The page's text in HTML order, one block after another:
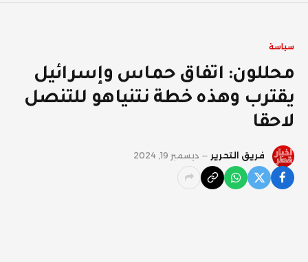
سياسة
محللون: اتفاق حماس وإسرائيل
يقترب وهذه خطة نتنياهو للتنصل
لاحقا
فريق التحرير ديسمبر 19, 2024